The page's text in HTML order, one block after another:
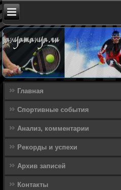
Главная
Спортивные события
Анализ, комментарии
Рекорды и успехи
Архив записей
Контакты